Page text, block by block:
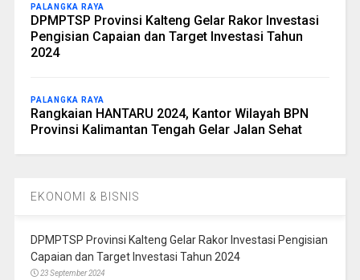
PALANGKA RAYA
DPMPTSP Provinsi Kalteng Gelar Rakor Investasi
Pengisian Capaian dan Target Investasi Tahun
2024
PALANGKA RAYA
Rangkaian HANTARU 2024, Kantor Wilayah BPN
Provinsi Kalimantan Tengah Gelar Jalan Sehat
EKONOMI & BISNIS
DPMPTSP Provinsi Kalteng Gelar Rakor Investasi Pengisian
Capaian dan Target Investasi Tahun 2024
23 September 2024